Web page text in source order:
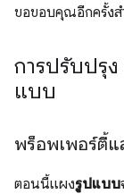
ขอขอบคุณอีกครั้งส
การปรับปรุ
แบบ
พร็อพเพอร์ตี้แ
ตอนนี้แผงรูปแบบ